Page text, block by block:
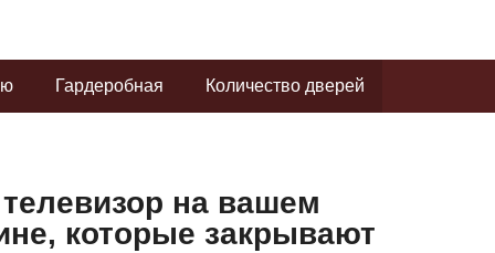
Гардеробная Количество дверей
на вашем
которые закрывают